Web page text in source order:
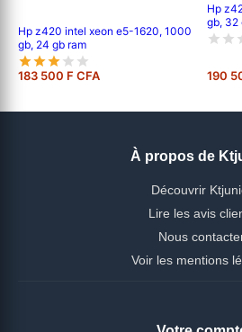
Hp z420 intel xeon e5-1620, 1000
gb, 24 gb ram
183 500 F CFA
Hp
gb, 32
190
À propos de
Découvrir
Lire les avis
Nous
Voir les mentions